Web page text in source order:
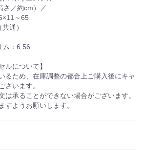
さ／約cm）／
～65
通）
ム：6.56
ルについて】
るため、在庫調整の都合上ご購入後にキャ
ざいます。
は承ることができない場合がございます。
すようお願いします。